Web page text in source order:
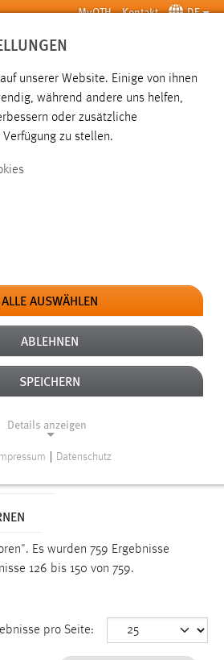
MyOTH Kontakt DE
SUCHE
BEWERBEN
Es wurden 759 Ergebnisse
126 bis 150 von 759.
pro Seite:
unserer Website. Einige von ihnen
während andere uns helfen,
oder zusätzliche
zu stellen.
ALLE AUSWÄHLEN
ABLEHNEN
SPEICHERN
Details anzeigen
für die einwandfreie Funktion der
Impressum Datenschutz